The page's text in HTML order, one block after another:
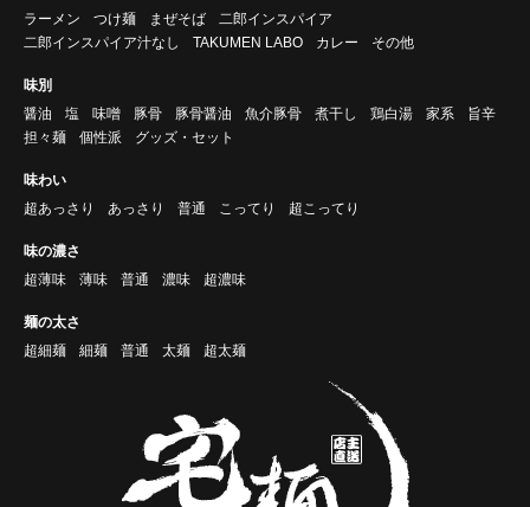
ラーメン
つけ麺 まぜそば
二郎インスパイア
二郎インスパイア汁なし
TAKUMEN LABO カレー その他
味別
醤油
塩 味噌 豚骨 豚骨醤油 魚介豚骨 煮干し 鶏白湯 家系
旨辛
担々麺
個性派 グッズ・セット
味わい
超あっさり
あっさり 普通 こってり 超こってり
味の濃さ
超薄味
薄味 普通 濃味 超濃味
麺の太さ
超細麺
細麺 普通 太麺 超太麺